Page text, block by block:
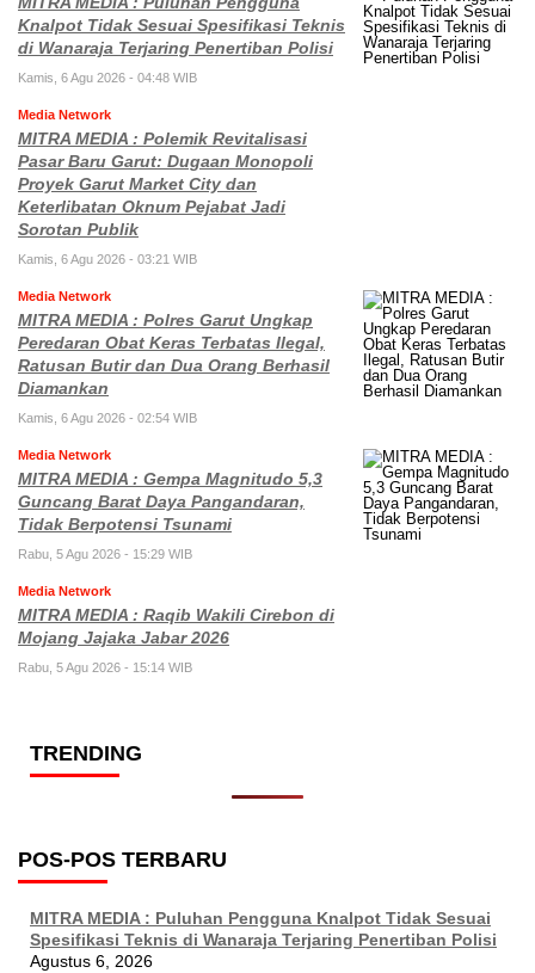
Knalpot Tidak Sesuai Spesifikasi Teknis
di Wanaraja Terjaring Penertiban Polisi
Kamis, 6 Agu 2026 - 04:48 WIB
Media Network
MITRA MEDIA : Polemik Revitalisasi
Pasar Baru Garut: Dugaan Monopoli
Proyek Garut Market City dan
Keterlibatan Oknum Pejabat Jadi
Sorotan Publik
Kamis, 6 Agu 2026 - 03:21 WIB
Media Network
MITRA MEDIA : Polres Garut Ungkap
Peredaran Obat Keras Terbatas Ilegal,
Ratusan Butir dan Dua Orang Berhasil
Diamankan
Kamis, 6 Agu 2026 - 02:54 WIB
Media Network
MITRA MEDIA : Gempa Magnitudo 5,3
Guncang Barat Daya Pangandaran,
Tidak Berpotensi Tsunami
Rabu, 5 Agu 2026 - 15:29 WIB
Media Network
MITRA MEDIA : Raqib Wakili Cirebon di
Mojang Jajaka Jabar 2026
Rabu, 5 Agu 2026 - 15:14 WIB
TRENDING
POS-POS TERBARU
MITRA MEDIA : Puluhan Pengguna Knalpot Tidak Sesuai
Spesifikasi Teknis di Wanaraja Terjaring Penertiban Polisi
Agustus 6, 2026